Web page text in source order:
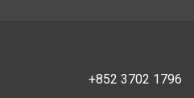
+852 3702 1796